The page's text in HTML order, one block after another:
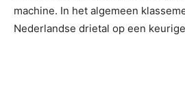
machine. In het algemeen
Nederlandse drietal op een